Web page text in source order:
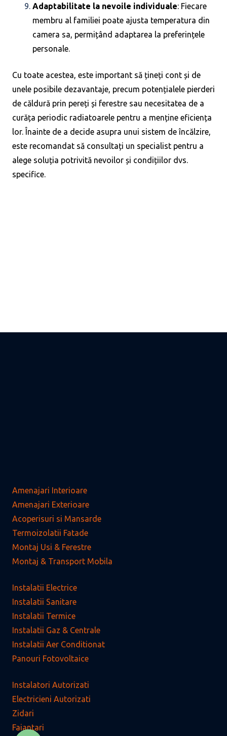
Adaptabilitate la nevoile individuale: Fiecare
membru al familiei poate ajusta temperatura din
camera sa, permițând adaptarea la preferințele
personale.
Cu toate acestea, este important să țineți cont și de
unele posibile dezavantaje, precum potențialele pierderi
de căldură prin pereți și ferestre sau necesitatea de a
curăța periodic radiatoarele pentru a menține eficiența
lor. Înainte de a decide asupra unui sistem de încălzire,
este recomandat să consultați un specialist pentru a
alege soluția potrivită nevoilor și condițiilor dvs.
specifice.
Amenajari Interioare
Amenajari Exterioare
Acoperisuri si Mansarde
Termoizolatii Fatade
Montaj Usi & Ferestre
Montaj & Transport Mobila
Instalatii Electrice
Instalatii Sanitare
Instalatii Termice
Instalatii Gaz & Centrale
Instalatii Aer Conditionat
Panouri Fotovoltaice
Instalatori Autorizati
Electricieni Autorizati
Zidari
Faiantari